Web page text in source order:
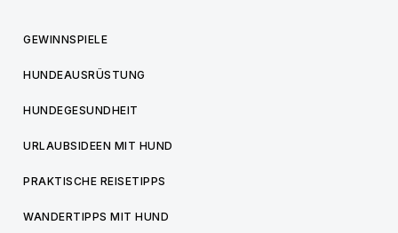
GEWINNSPIELE
HUNDEAUSRÜSTUNG
HUNDEGESUNDHEIT
URLAUBSIDEEN MIT HUND
PRAKTISCHE REISETIPPS
WANDERTIPPS MIT HUND